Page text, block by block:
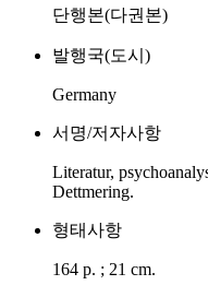
단행본(다권본)
발행국(도시)
Germany
서명/저자사항
Literatur,
Dettmering.
형태사항
164 p. ; 21 cm.